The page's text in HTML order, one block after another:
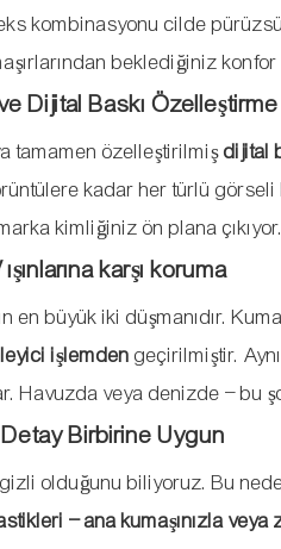
kombinasyonu cilde
beklediğiniz konfor
Dijital Baskı Özelleştirme
tamamen özelleştirilmişdijital
kadar her türlü
kimliğiniz ön plana çıkıyor.
karşı koruma
en büyük iki düşmanıdır.
işlemden geçirilmiştir.
Havuzda veya denizde – bu
Birbirine Uygun
olduğunu biliyoruz. Bu
– ana kumaşınızla veya